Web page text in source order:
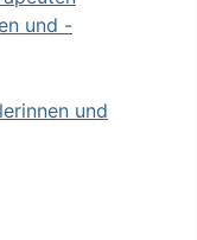
und -
und